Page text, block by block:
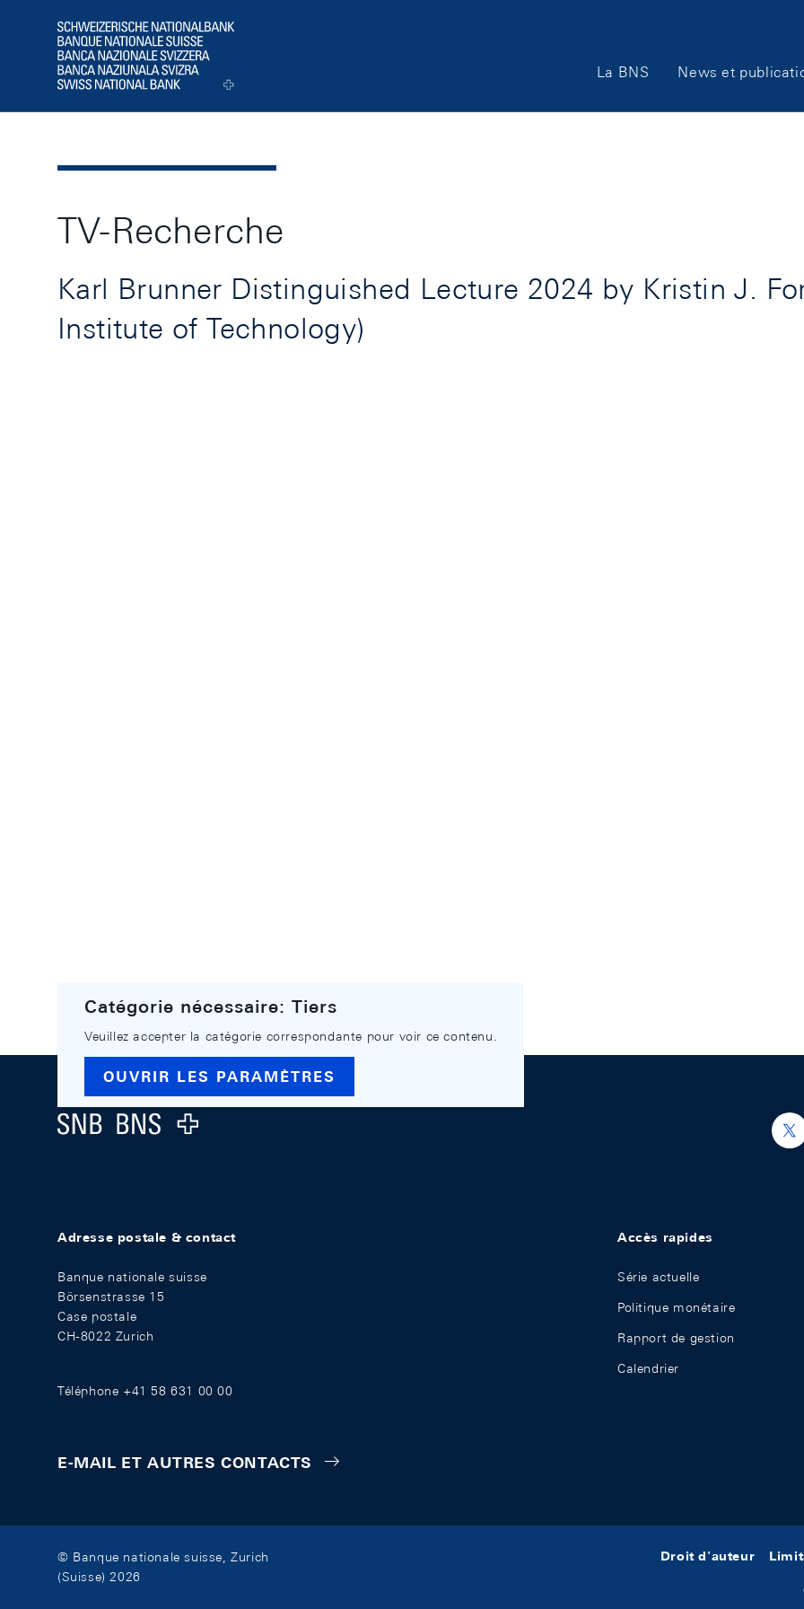
Logo
Main
Navigation
La BNS News et
TV-Recherche
Karl Brunner Distinguished Lecture 2024 by Kristin J.
Institute of Technology)
Catégorie nécessaire: Tiers
Veuillez accepter la catégorie correspondante pour voir ce contenu.
OUVRIR LES PARAMÈTRES
Footer
Logo
Adresse postale & contact
Banque nationale suisse
Börsenstrasse 15
Case postale
CH-8022 Zurich
Téléphone +41 58 631 00 00
E-MAIL ET AUTRES CONTACTS
Accès rapides
Série actuelle
Politique monétaire
Rapport de gestion
Calendrier
© Banque nationale suisse, Zurich
(Suisse) 2026
Droit d'auteur